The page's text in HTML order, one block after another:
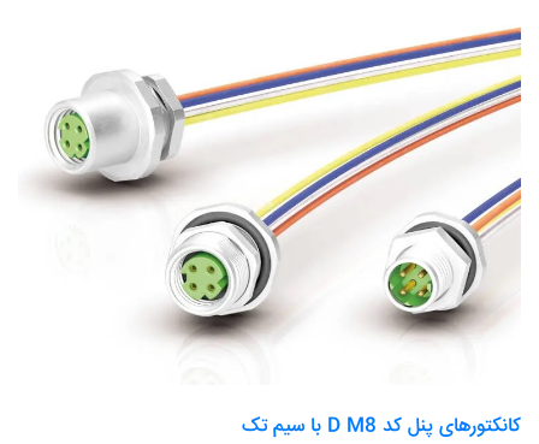
کانکتورهای پنل کد D M8 با سیم تک